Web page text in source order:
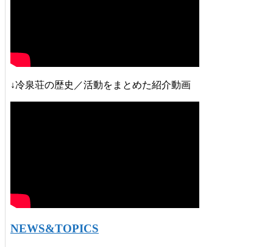
↓冷泉荘の歴史／活動をまとめた紹介動画
NEWS&TOPICS